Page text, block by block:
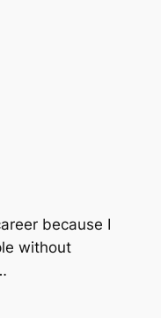
because I
without